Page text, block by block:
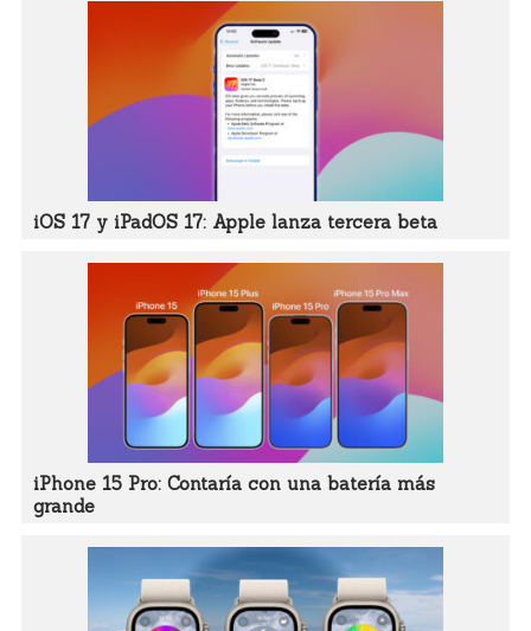
iOS 17 y iPadOS 17: Apple lanza tercera beta
iPhone 15 Pro: Contaría con una batería más
grande